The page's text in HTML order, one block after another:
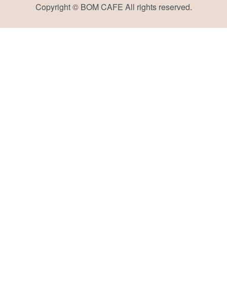
Copyright © BOM CAFE All rights reserved.